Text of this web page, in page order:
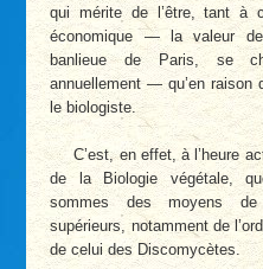
qui mérite de l’être, tant à
économique — la valeur
banlieue de Paris, se
annuellement — qu’en raison
le biologiste.
C’est, en effet, à l’heure
de la Biologie végétale,
sommes des moyens de
supérieurs, notamment de
de celui des Discomycètes.